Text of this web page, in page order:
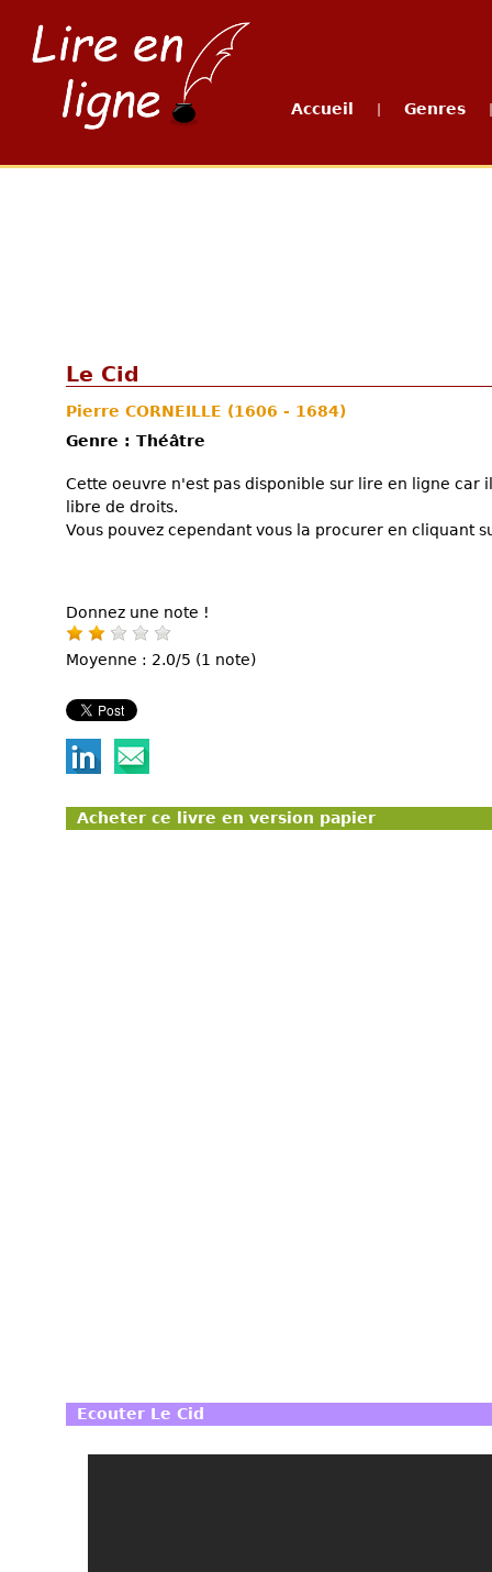
Accueil Genres
Le Cid
Pierre CORNEILLE (1606 - 1684)
Genre : Théâtre
Cette oeuvre n'est pas disponible sur lire en ligne car
libre de droits.
Vous pouvez cependant vous la procurer en cliquant
Donnez une note !
Moyenne : 2.0/5 (1 note)
Acheter ce livre en version papier
Ecouter Le Cid